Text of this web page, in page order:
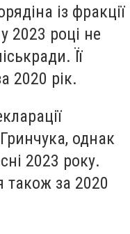
із фракції
2023 році не
Її
2020 рік.
однак
2023 року.
також за 2020